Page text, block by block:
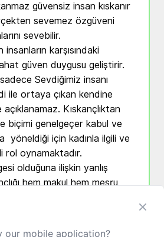
güvensiz insan kıskanır
sevemez özgüveni
sevebilir.
karşısındaki
güven duygusu geliştirir.
Sevdiğimiz insanı
ile ortaya çıkan kendine
Kıskançlıktan
biçimi genelgeçer kabul ve
yöneldiği için kadınla ilgili ve
rol oynamaktadır.
olduğuna ilişkin yanlış
hem makul hem meşru
kıskanmasını istemektedir.
our mobile application?